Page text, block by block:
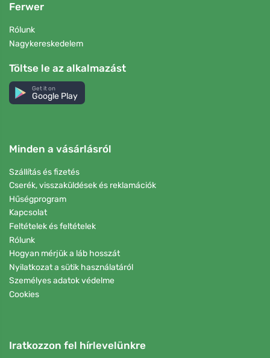
Ferwer
Rólunk
Nagykereskedelem
Töltse le az alkalmazást
Get it on
Google Play
Minden a vásárlásról
Szállítás és fizetés
Cserék, visszaküldések és reklamációk
Hűségprogram
Kapcsolat
Feltételek és feltételek
Rólunk
Hogyan mérjük a láb hosszát
Nyilatkozat a sütik használatáról
Személyes adatok védelme
Cookies
Iratkozzon fel hírlevelünkre